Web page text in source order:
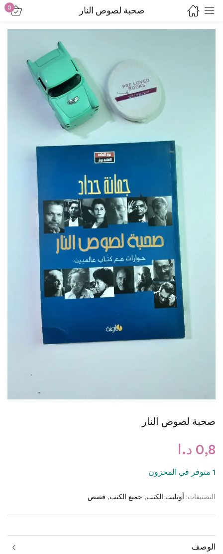
صحبة لصوص النار 0
صحبة لصوص النار
0,8 د.ا
1 متوفر في المخزون
التصنيفات: أوتليت الكتب, جميع الكتب, قصص
الوصف
Sign in
Remember me
Lost password?
Log in
Create an account